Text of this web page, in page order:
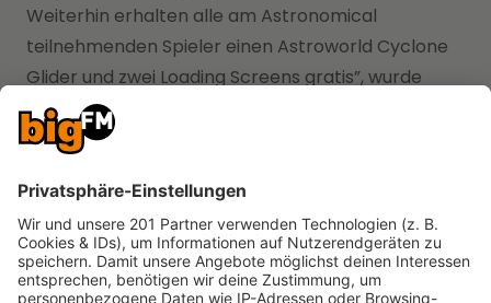
Weiterhin erhalten alle am Astronomical
teilnehmenden Spieler einen Astroworld Cyclone
Glider und zwei Loading Screens gratis”, wurde
abschließend erklärt.